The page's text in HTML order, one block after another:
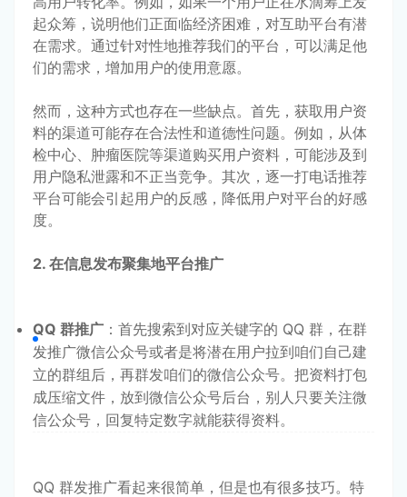
起众筹，说明他们正面临经济困难，对互助平台有潜
在需求。通过针对性地推荐我们的平台，可以满足他
们的需求，增加用户的使用意愿。
然而，这种方式也存在一些缺点。首先，获取用户资
料的渠道可能存在合法性和道德性问题。例如，从体
检中心、肿瘤医院等渠道购买用户资料，可能涉及到
用户隐私泄露和不正当竞争。其次，逐一打电话推荐
平台可能会引起用户的反感，降低用户对平台的好感
度。
2. 在信息发布聚集地平台推广
QQ 群推广 ：首先搜索到对应关键字的 QQ 群，在群
发推广微信公众号或者是将潜在用户拉到咱们自己建
立的群组后，再群发咱们的微信公众号。把资料打包
成压缩文件，放到微信公众号后台，别人只要关注微
信公众号，回复特定数字就能获得资料。
QQ 群发推广看起来很简单，但是也有很多技巧。特